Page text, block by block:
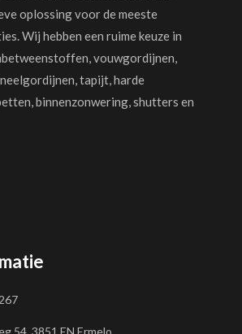
oplossing voor de meeste
Wij hebben een ruime keuze in
vouwgordijnen,
tapijt, harde
binnenzonwering, shutters en
54, 3851 EN Ermelo